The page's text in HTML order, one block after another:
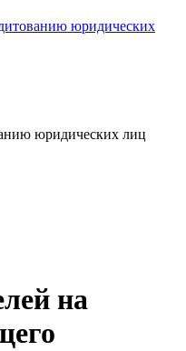
юридических
юридических лиц
на